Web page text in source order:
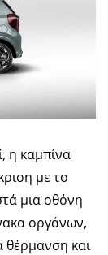
η καμπίνα
με το
μια οθόνη
οργάνων,
θέρμανση και